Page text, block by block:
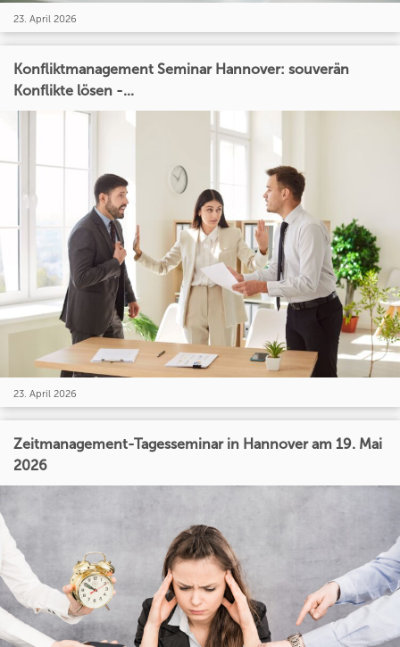
23. April 2026
Konfliktmanagement Seminar Hannover: souverän
Konflikte lösen -...
23. April 2026
Zeitmanagement-Tagesseminar in Hannover am 19. Mai
2026